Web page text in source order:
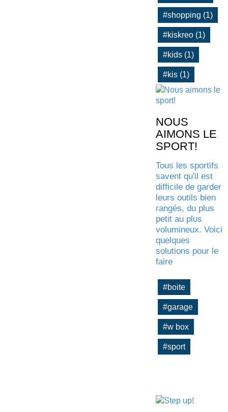
#shopping (1)
#kiskreo (1)
#kids (1)
#kis (1)
NOUS
AIMONS LE
SPORT!
Tous les sportifs
savent qu'il est
difficile de garder
leurs outils bien
rangés, du plus
petit au plus
volumineux. Voici
quelques
solutions pour le
faire
#boite
#garage
#w box
#sport